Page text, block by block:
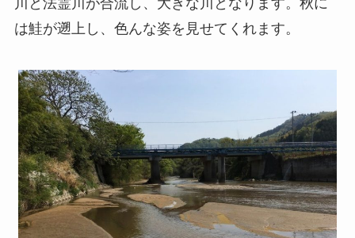
川と法霊川が合流し、大きな川となります。秋に
は鮭が遡上し、色んな姿を見せてくれます。